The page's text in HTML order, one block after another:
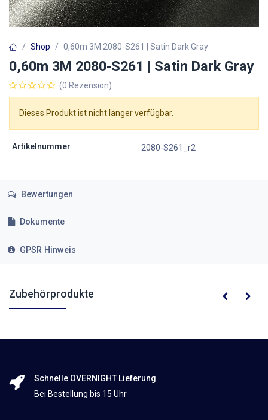
Shop 0,60m 3M 2080-S261 | Satin Dark Gray
0,60m 3M 2080-S261 | Satin Dark Gray
(0 Rezension)
Dieses Produkt ist nicht länger verfügbar.
Artikelnummer 2080-S261_r2
Bewertungen
Dokumente
GPSR Hinweis
Zubehörprodukte
Schnelle OVERNIGHT Lieferung
Bei Bestellung bis 15 Uhr